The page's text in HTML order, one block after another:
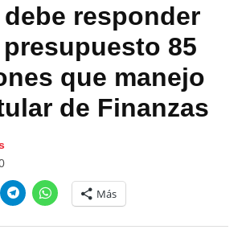
responder
85
que manejo
de Finanzas
Más